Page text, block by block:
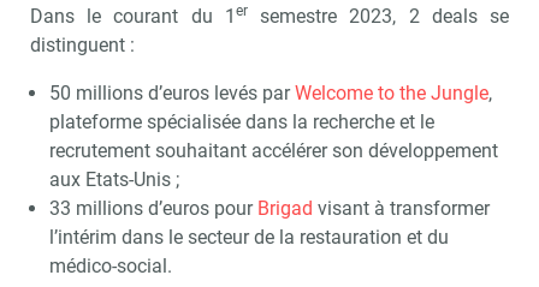
Dans le courant du 1 ersemestre 2023, 2 deals se
distinguent :
50 millions d’euros levés parWelcome to the Jungle,
plateforme spécialisée dans la recherche et le
recrutement souhaitant accélérer son développement
aux Etats-Unis ;
33 millions d’euros pour Brigad visant à transformer
l’intérim dans le secteur de la restauration et du
médico-social.